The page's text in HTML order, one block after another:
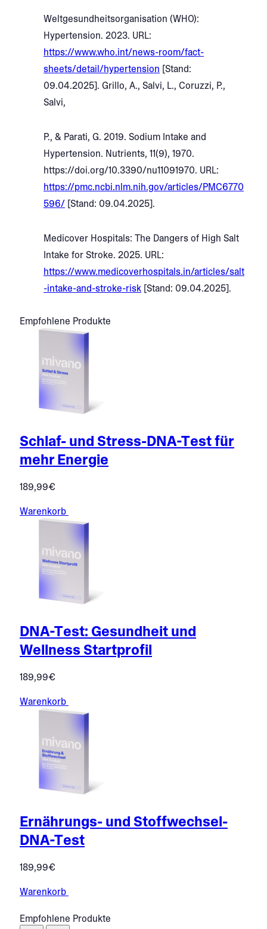
Weltgesundheitsorganisation (WHO):
Hypertension. 2023. URL:
https://www.who.int/news-room/fact-
sheets/detail/hypertension [Stand:
09.04.2025]. Grillo, A., Salvi, L., Coruzzi, P.,
Salvi,
P., & Parati, G. 2019. Sodium Intake and
Hypertension. Nutrients, 11(9), 1970.
https://doi.org/10.3390/nu11091970. URL:
https://pmc.ncbi.nlm.nih.gov/articles/PMC6770
596/ [Stand: 09.04.2025].
Medicover Hospitals: The Dangers of High Salt
Intake for Stroke. 2025. URL:
https://www.medicoverhospitals.in/articles/salt
-intake-and-stroke-risk [Stand: 09.04.2025].
Empfohlene Produkte
Schlaf- und Stress-DNA-Test für
mehr Energie
189,99€
Warenkorb
DNA-Test: Gesundheit und
Wellness Startprofil
189,99€
Warenkorb
Ernährungs- und Stoffwechsel-
DNA-Test
189,99€
Warenkorb
Empfohlene Produkte